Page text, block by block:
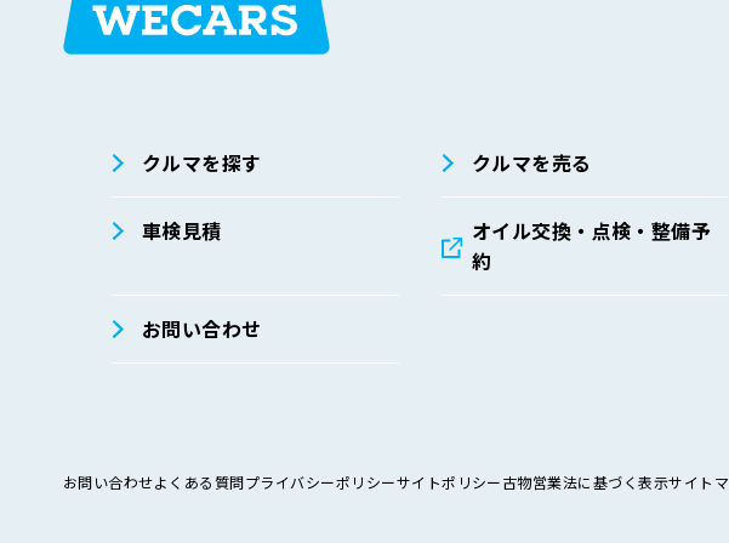
クルマを探す クルマを売る
車検見積
オイル交換・点検・整備予
約
お問い合わせ
お問い合わせよくある質問プライバシーポリシーサイトポリシー古物営業法に基づく表示サイト